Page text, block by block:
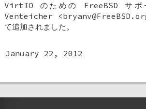
VirtIO のための FreeBSD サポ
Venteicher
て追加されました。
January 22, 2012